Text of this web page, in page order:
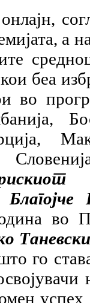
а
беа
во
Благојче
во
го